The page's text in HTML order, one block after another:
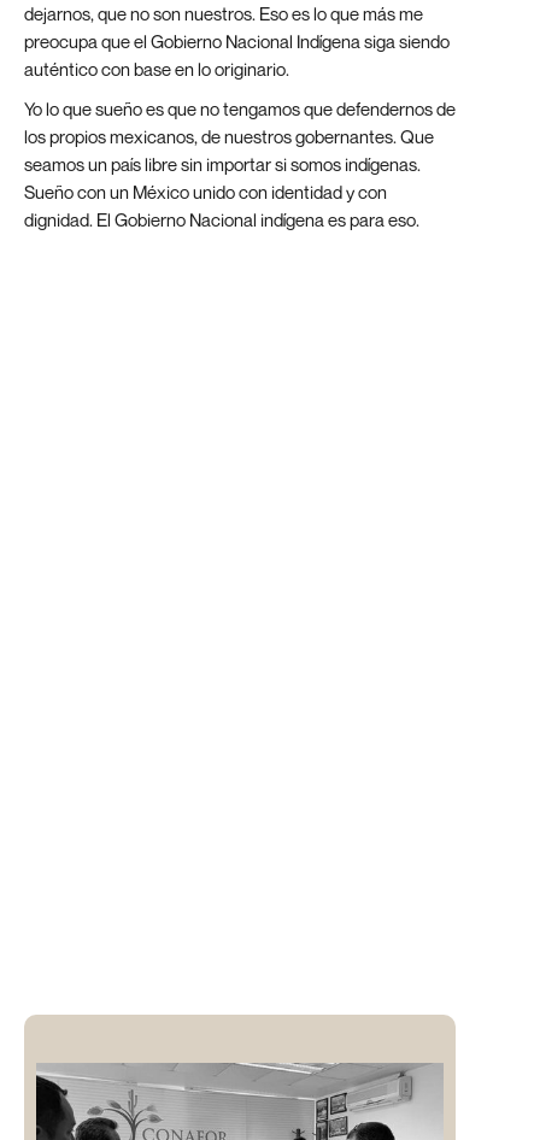
dejarnos, que no son nuestros. Eso es lo que más me
preocupa que el Gobierno Nacional Indígena siga siendo
auténtico con base en lo originario.
Yo lo que sueño es que no tengamos que defendernos de
los propios mexicanos, de nuestros gobernantes. Que
seamos un país libre sin importar si somos indígenas.
Sueño con un México unido con identidad y con
dignidad. El Gobierno Nacional indígena es para eso.